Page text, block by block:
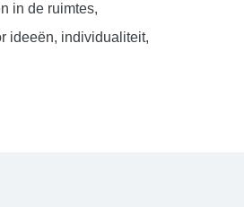
in de ruimtes,
ideeën, individualiteit,